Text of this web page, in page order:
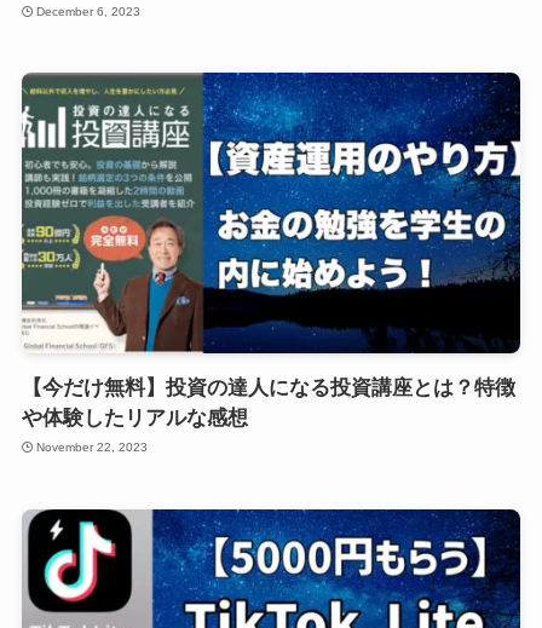
December 6, 2023
【今だけ無料】投資の達人になる投資講座とは？特徴
や体験したリアルな感想
November 22, 2023